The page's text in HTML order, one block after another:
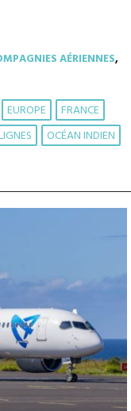
AÉRIENNES,
EUROPE
FRANCE
OCÉAN INDIEN